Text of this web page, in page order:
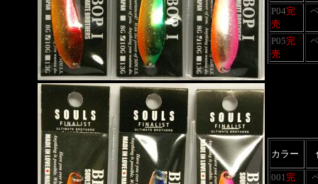
P04完
売
P05完
売
カラー
001完